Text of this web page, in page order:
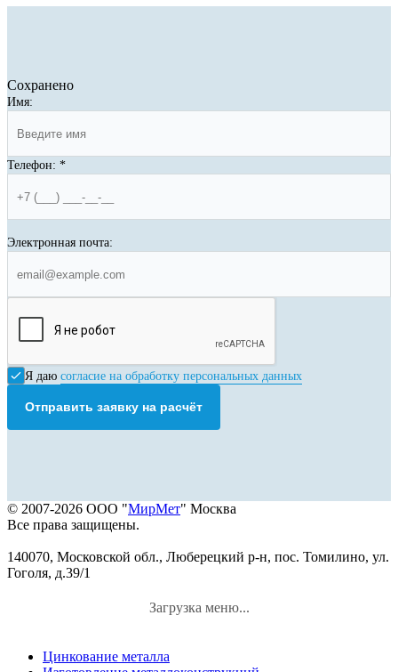
Сохранено
Имя:
Телефон: *
Электронная почта:
Я даю согласие на обработку персональных данных
Отправить заявку на расчёт
© 2007-2026 ООО "МирМет" Москва
Все права защищены.
140070, Московской обл., Люберецкий р-н, пос. Томилино, ул.
Гоголя, д.39/1
Загрузка меню...
Цинкование металла